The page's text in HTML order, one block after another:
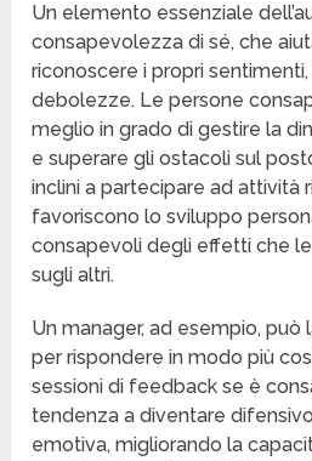
Un elemento essenziale
consapevolezza di sé, che
riconoscere i propri
debolezze. Le persone
meglio in grado di gestire la
e superare gli ostacoli sul
inclini a partecipare ad attività
favoriscono lo sviluppo
consapevoli degli effetti che
sugli altri.
Un manager, ad esempio,
per rispondere in modo più
sessioni di feedback se è
tendenza a diventare
emotiva, migliorando la